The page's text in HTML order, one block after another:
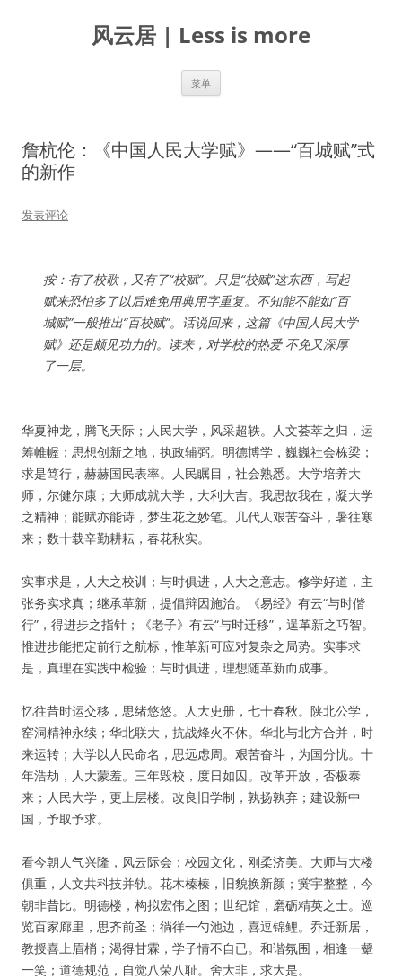
风云居 | Less is more
菜单
詹杭伦：《中国人民大学赋》——“百城赋”式
的新作
发表评论
按：有了校歌，又有了“校赋”。只是“校赋”这东西，写起
赋来恐怕多了以后难免用典用字重复。不知能不能如“百
城赋”一般推出“百校赋”。话说回来，这篇《中国人民大学
赋》还是颇见功力的。读来，对学校的热爱 不免又深厚
了一层。
华夏神龙，腾飞天际；人民大学，风采超轶。人文荟萃之归，运
筹帷幄；思想创新之地，执政辅弼。明德博学，巍巍社会栋梁；
求是笃行，赫赫国民表率。人民瞩目，社会熟悉。大学培养大
师，尔健尔康；大师成就大学，大利大吉。我思故我在，凝大学
之精神；能赋亦能诗，梦生花之妙笔。几代人艰苦奋斗，暑往寒
来；数十载辛勤耕耘，春花秋实。
实事求是，人大之校训；与时俱进，人大之意志。修学好道，主
张务实求真；继承革新，提倡辩因施治。《易经》有云“与时偕
行”，得进步之指针；《老子》有云“与时迁移”，逞革新之巧智。
惟进步能把定前行之航标，惟革新可应对复杂之局势。实事求
是，真理在实践中检验；与时俱进，理想随革新而成事。
忆往昔时运交移，思绪悠悠。人大史册，七十春秋。陕北公学，
窑洞精神永续；华北联大，抗战烽火不休。华北与北方合并，时
来运转；大学以人民命名，思远虑周。艰苦奋斗，为国分忧。十
年浩劫，人大蒙羞。三年毁校，度日如囚。改革开放，否极泰
来；人民大学，更上层楼。改良旧学制，孰扬孰弃；建设新中
国，予取予求。
看今朝人气兴隆，风云际会；校园文化，刚柔济美。大师与大楼
俱重，人文共科技并轨。花木榛榛，旧貌换新颜；黉宇整整，今
朝非昔比。明德楼，构拟宏伟之图；世纪馆，磨砺精英之士。巡
览百家廊里，思齐前圣；徜徉一勺池边，喜逗锦鲤。乔迁新居，
教授喜上眉梢；渴得甘霖，学子情不自已。和谐氛围，相逢一颦
一笑；道德规范，自觉八荣八耻。舍大非，求大是。